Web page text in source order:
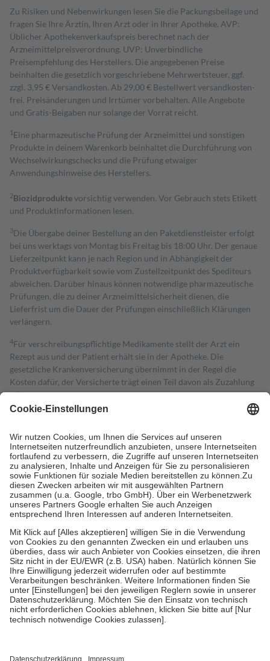
Zu Risiken und Nebenwirkungen lesen Sie die Packungsbeilage und
fragen Sie Ihre Ärztin, Ihren Arzt oder in Ihrer Apotheke. AVP:
Üblicher Apothekenverkaufspreis berechnet nach der
Arzneimittelpreisverordnung. UVP: Unverbindliche
Preisempfehlung des Herstellers. Die angegebenen Preise
beinhalten die gesetzlich vorgeschriebene Mehrwertsteuer, ggf.
zzgl. 3,95 € Versandkosten. Ab 29,00 € Bestell­wert versand­kosten­
frei. Preisänderungen und Irrtümer vorbehalten. Alle Angebote
und Gratis-Beigaben nur solange der Vorrat reicht.
1 Eine pharmazeutische Prüfung der Arzneimittel und sonstigen
Produkte in deinem Warenkorb beinhaltet die Durchführung von
Wechselwirkungschecks und die Prüfung etwaiger
Anwendungshinweise des Herstellers.
2Biozidproduktevorsichtig verwenden. Vor Gebrauch stets Etikett
und Produktinformationen lesen.
3Die Übergabe deiner Bestellung an den Paketdienstleister erfolgt
bei uns werktags von Montag bis Freitag bis 18:00 Uhr. Der genaue
Lieferzeitpunkt kann je nach Region und in Abhängigkeit der
Produktverfügbarkeit sowie vom Zustellzeitpunkt des Spediteurs
abweichen. Darüber hinaus können notwendige pharmazeutische
Prüfungen, die zu deiner Arzneimittelsicherheit dienen, die
Lieferfrist um die Dauer der Prüfungen einschließlich Klärungen
verlängern.
4Für verschreibungspflichtige Medikamente stellt der Arzt ein
Rezept aus und der Patient erhält sie in der Apotheke. Die
gesetzliche Krankenversicherung übernimmt in der Regel die
Kosten dafür, der Versicherte trägt einen Teil davon als Zuzahlung
mit.
Grundsätzlich leisten Mitglieder Zuzahlungen in Höhe von zehn
höchstens zehn Euro.
Es sind jedoch nie mehr als die tatsächlichen
Kosten der Leistung zu entrichten.
Diese Regeln gelten grundsätzlich auch für Online-Apotheken.
Bei Heilmitteln und häuslicher Krankenpflege beträgt die
Zuzahlung zehn Prozent der Kosten sowie zehn Euro je
Verordnung.
Um das Engagement der Versicherten für ihre eigene Gesundheit zu
stärken und die besondere Stellung der Familie zu unterstützen,
fallenkeine Zuzahlungenan bei:
• Kindern und Jugendlichen bis zum vollendeten 18. Lebensjahr
mit Ausnahme der Fahrkosten
• Untersuchungen zur Vorsorge und Früherkennung, die von der
GKV getragen werden
• empfohlenen Schutzimpfungen
• Harn- und Blutteststreifen
getroffen, um sicherzustellen, dass es sich um echte Bewertungen